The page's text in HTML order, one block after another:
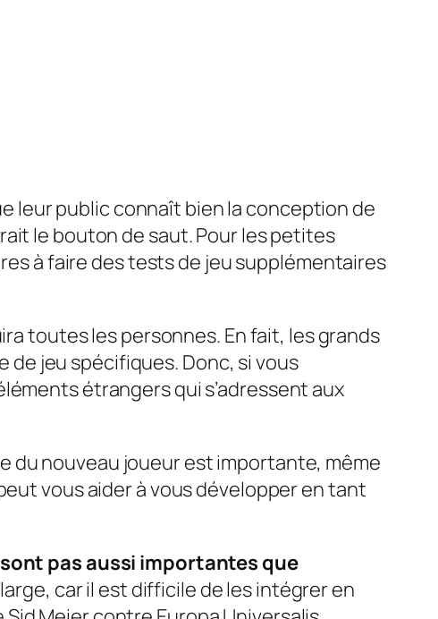
leur public connaît bien la conception de
le bouton de saut. Pour les petites
à faire des tests de jeu supplémentaires
toutes les personnes. En fait, les grands
jeu spécifiques. Donc, si vous
étrangers qui s’adressent aux
du nouveau joueur est importante, même
vous aider à vous développer en tant
pas aussi importantes que
car il est difficile de les intégrer en